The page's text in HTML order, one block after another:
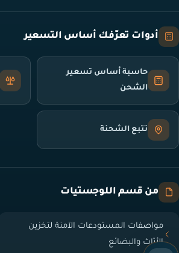
أدوات تعرّفك أساس التسعير
حاسبة أساس تسعير
الشحن
تتبع الشحنة
من قسم اللوجستيات
مواصفات المستودعات الآمنة لتخزين
الأثاث والبضائع